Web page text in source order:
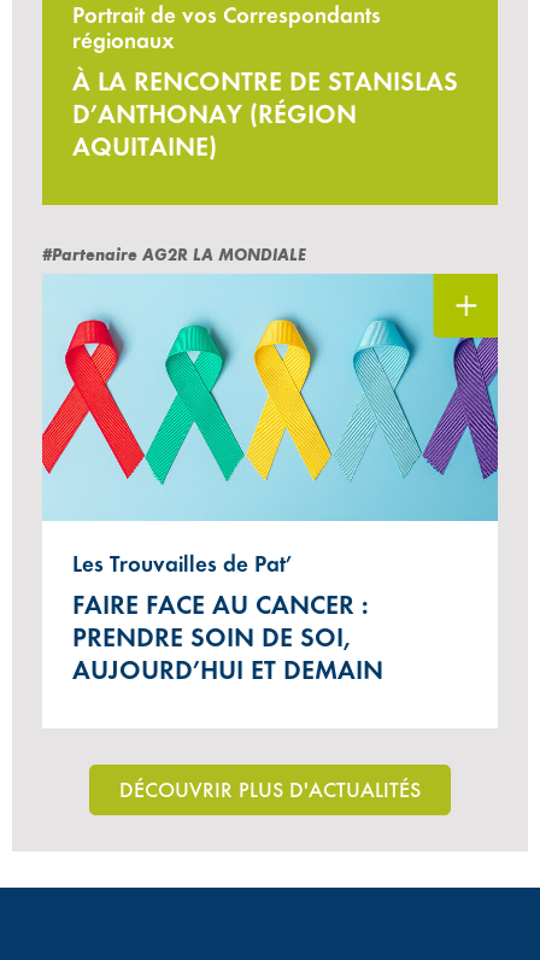
Portrait de vos Correspondants
régionaux
À LA RENCONTRE DE STANISLAS
D’ANTHONAY (RÉGION
AQUITAINE)
#Partenaire AG2R LA MONDIALE
Les Trouvailles de Pat’
FAIRE FACE AU CANCER :
PRENDRE SOIN DE SOI,
AUJOURD’HUI ET DEMAIN
DÉCOUVRIR PLUS D'ACTUALITÉS